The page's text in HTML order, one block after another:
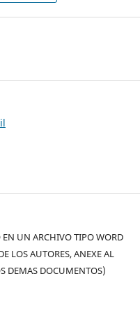
EN UN ARCHIVO TIPO WORD
LOS AUTORES, ANEXE AL
DEMAS DOCUMENTOS)